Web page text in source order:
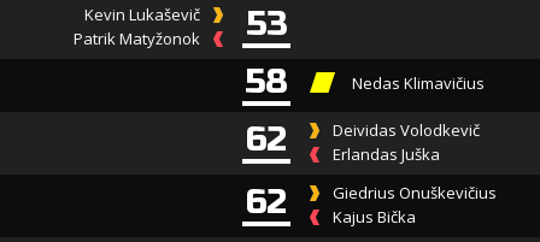
Kevin Lukaševič
Patrik Matyžonok
53
58
Nedas Klimavičius
62
Deividas Volodkevič
Erlandas Juška
62
Giedrius Onuškevičius
Kajus Bička